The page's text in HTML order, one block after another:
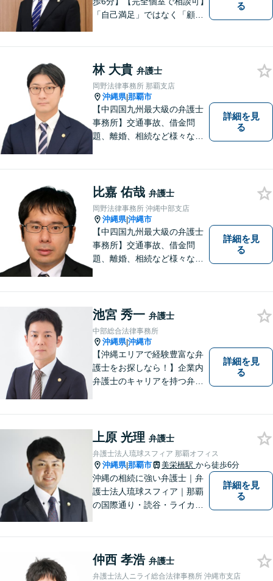
「自己満足」ではなく「顧客
が本当に求める最高の結果に
こだわり続けたいと考えてお
ります。 お気軽にご相談くだ
さい。
る
林 大貴 弁護士
岡野法律事務所 那覇支店
沖縄県|那覇市
【中四国九州最大級の弁護士
事務所】交通事故、借金問
題、離婚、相続など様々な問
い！
詳細を見
る
比嘉 佑哉 弁護士
岡野法律事務所 沖縄中部支店
沖縄県|沖縄市
【中四国九州最大級の弁護士
事務所】交通事故、借金問
題、離婚、相続など様々な問
い！
詳細を見
る
池宮 秀一 弁護士
中部総合法律事務所
沖縄県|沖縄市
【沖縄エリアで経験豊富な弁
護士をお探しなら！】企業内
弁護士のキャリアを持つ弁護
ります。スピード感を持っ
て、かつ丁寧な対応を心がけ
ていますので、ぜひ気兼ねな
くご相談ください。
詳細を見
る
上原 光理 弁護士
弁護士法人琉球スフィア 那覇オフィス
沖縄県|那覇市 美栄橋駅 から徒歩6分
沖縄の相続に強い弁護士｜弁
護士法人琉球スフィア｜那覇
の国際通り・読谷・ライカム
す。お気軽にご連絡くださ
い！
詳細を見
る
仲西 孝浩 弁護士
弁護士法人ニライ総合法律事務所 沖縄市支店